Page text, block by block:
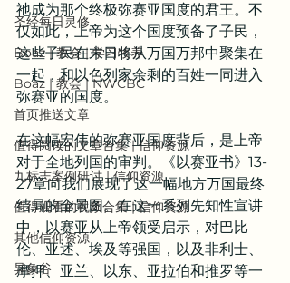
圣经每日灵修
Boaz | 教会 | 学习牧养
Boaz | 教会 | NWCBC
首页推送文章
值得阅读的文章合集 | 信仰资源
九标志案例研讨 | 信仰资源
值得观看的视频合集 | 信仰资源
其他信仰资源
异象谷
祂成为那个终极弥赛亚国度的君王。不
仅如此，上帝为这个国度预备了子民，
这些子民在末日将从万国万邦中聚集在
一起，和以色列家余剩的百姓一同进入
弥赛亚的国度。
在这幅宏伟的弥赛亚国度背后，是上帝
对于全地列国的审判。《以赛亚书》13-
27章向我们展现了这一幅地方万国最终
结局的全景图。在这一系列先知性宣讲
中，以赛亚从上帝领受启示，对巴比
伦、亚述、埃及等强国，以及非利士、
摩押、亚兰、以东、亚拉伯和推罗等一